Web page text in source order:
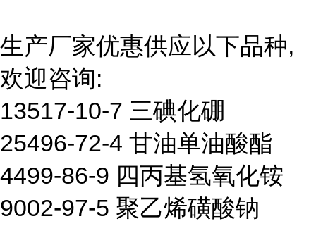
生产厂家优惠供应以下品种,
欢迎咨询:
13517-10-7 三碘化硼
25496-72-4 甘油单油酸酯
4499-86-9 四丙基氢氧化铵
9002-97-5 聚乙烯磺酸钠